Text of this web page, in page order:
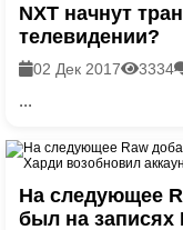
NXT начнут
телевидении?
02 Дек 2017 3334
...
На следующее
был на записях